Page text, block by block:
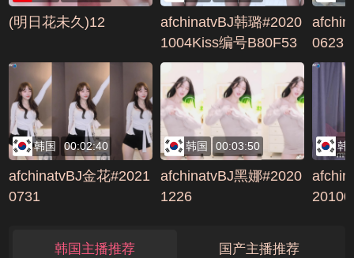
(明日花未久)12
afchinatvBJ韩璐#2020
1004Kiss编号B80F53
3F
0623
韩国 00:02:40
afchinatvBJ金花#2021
0731
韩国 00:03:50
afchinatvBJ黑娜#2020
1226
韩
韩国主播推荐 国产主播推荐